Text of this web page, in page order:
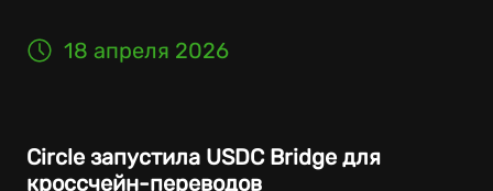
18 апреля 2026
Circle запустила USDC Bridge для
кроссчейн-переводов